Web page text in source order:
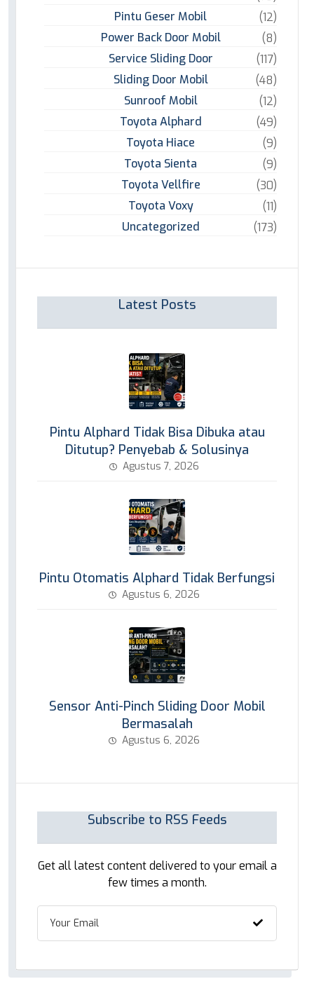
Pintu Geser Mobil
(12)
Power Back Door Mobil
(8)
Service Sliding Door
(117)
Sliding Door Mobil
(48)
Sunroof Mobil
(12)
Toyota Alphard
(49)
Toyota Hiace
(9)
Toyota Sienta
(9)
Toyota Vellfire
(30)
Toyota Voxy
(11)
Uncategorized
(173)
Latest Posts
Pintu Alphard Tidak Bisa Dibuka atau
Ditutup? Penyebab & Solusinya
Agustus 7, 2026
Pintu Otomatis Alphard Tidak Berfungsi
Agustus 6, 2026
Sensor Anti-Pinch Sliding Door Mobil
Bermasalah
Agustus 6, 2026
Subscribe to RSS Feeds
Get all latest content delivered to your email a
few times a month.